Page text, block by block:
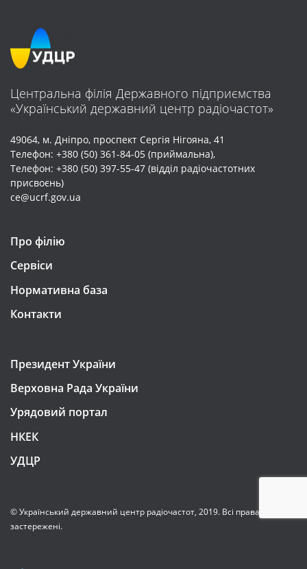
Центральна філія Державного підприємства
«Український державний центр радіочастот»
49064, м. Дніпро, проспект Cергія Нігояна, 41
Телефон: +380 (50) 361-84-05 (приймальна),
Телефон: +380 (50) 397-55-47 (відділ радіочастотних
присвоєнь)
ce@ucrf.gov.ua
Про філію
Сервіси
Нормативна база
Контакти
Президент України
Верховна Рада України
Урядовий портал
НКЕК
УДЦР
© Український державний центр радіочастот, 2019. Всі права
застережені.